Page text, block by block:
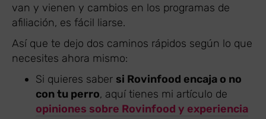
van y vienen y cambios en los programas de
afiliación, es fácil liarse.
Así que te dejo dos caminos rápidos según lo que
necesites ahora mismo:
Si quieres saber si Rovinfood encaja o no
con tu perro, aquí tienes mi artículo de
opiniones sobre Rovinfood y experiencia